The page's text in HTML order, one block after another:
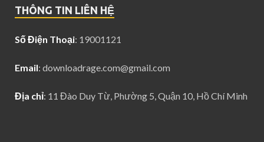
THÔNG TIN LIÊN HỆ
Số Điện Thoại: 19001121
Email: downloadrage.com@gmail.com
Địa chỉ: 11 Đào Duy Từ, Phường 5, Quận 10, Hồ Chí Minh